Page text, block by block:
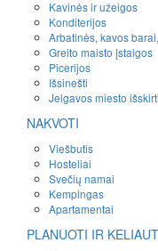
Kavinės ir užeigos
Konditerijos
Arbatinės, kavos
Greito maisto įstaigos
Picerijos
Išsinešti
Jelgavos miesto
NAKVOTI
Viešbutis
Hosteliai
Svečių namai
Kempingas
Apartamentai
PLANUOTI IR